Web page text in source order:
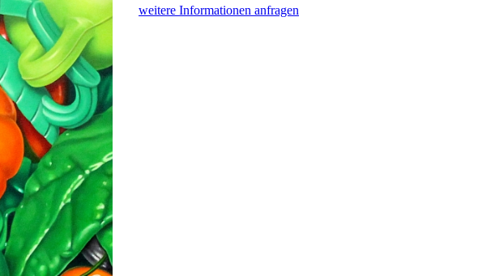
weitere Informationen anfragen